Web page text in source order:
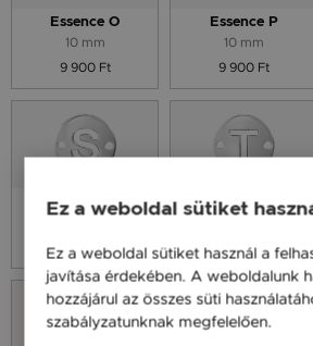
Essence O
10 mm
9 900 Ft
Essence P
10 mm
9 900 Ft
Essence S
9 900 Ft
Essence T
9 900 Ft
Ez a weboldal sütiket
Ez a weboldal sütiket használ a
javítása érdekében. A weboldalunk
hozzájárul az összes süti
szabályzatunknak megfelelően.